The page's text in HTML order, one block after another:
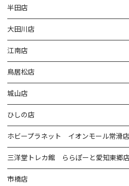
半田店
大田川店
江南店
鳥居松店
城山店
ひしの店
ホビープラネット イオンモール常滑店
三洋堂トレカ館 ららぽーと愛知東郷
市橋店